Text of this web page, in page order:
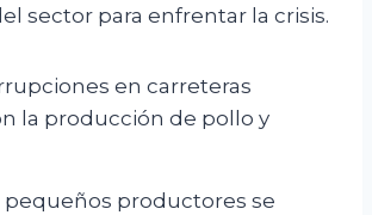
sector para enfrentar la crisis.
en carreteras
la producción de pollo y
pequeños productores se